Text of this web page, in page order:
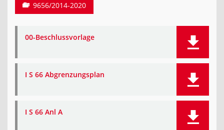
9656/2014-2020
00-Beschlussvorlage
I S 66 Abgrenzungsplan
I S 66 Anl A